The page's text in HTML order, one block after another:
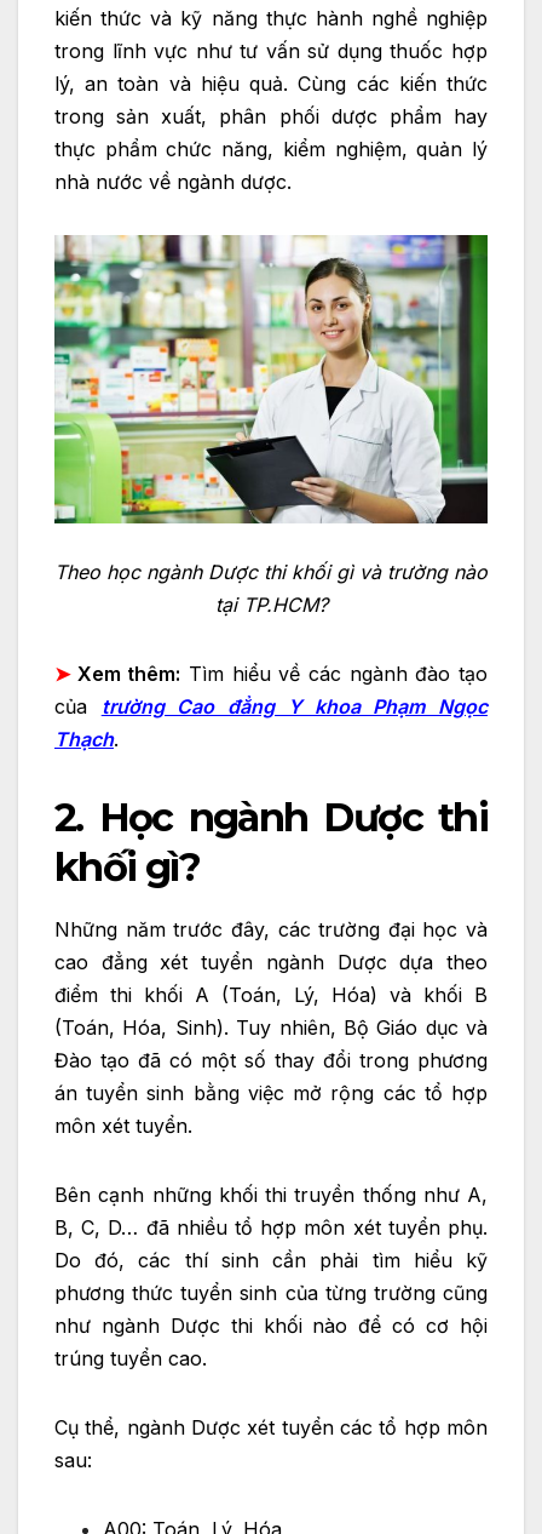
kiến thức và kỹ năng thực hành nghề nghiệp
trong lĩnh vực như tư vấn sử dụng thuốc hợp
lý, an toàn và hiệu quả. Cùng các kiến thức
trong sản xuất, phân phối dược phẩm hay
thực phẩm chức năng, kiểm nghiệm, quản lý
nhà nước về ngành dược.
Theo học ngành Dược thi khối gì và trường nào
tại TP.HCM?
➤Xem thêm: Tìm hiểu về các ngành đào tạo
của
trường Cao đẳng Y khoa Phạm Ngọc
Thạch.
2. Học ngành Dược thi
khối gì?
Những năm trước đây, các trường đại học và
cao đẳng xét tuyển ngành Dược dựa theo
điểm thi khối A (Toán, Lý, Hóa) và khối B
(Toán, Hóa, Sinh). Tuy nhiên, Bộ Giáo dục và
Đào tạo đã có một số thay đổi trong phương
án tuyển sinh bằng việc mở rộng các tổ hợp
môn xét tuyển.
Bên cạnh những khối thi truyền thống như A,
B, C, D… đã nhiều tổ hợp môn xét tuyển phụ.
Do đó, các thí sinh cần phải tìm hiểu kỹ
phương thức tuyển sinh của từng trường cũng
như ngành Dược thi khối nào để có cơ hội
trúng tuyển cao.
Cụ thể, ngành Dược xét tuyển các tổ hợp môn
sau: